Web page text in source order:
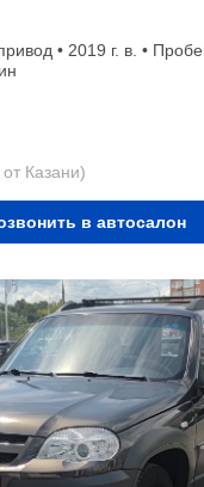
• 2019 г. в. •
Казани)
в автосалон